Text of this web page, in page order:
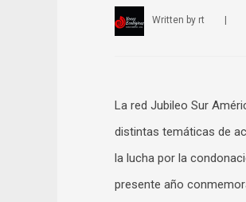
Written by rt |
La red Jubileo Sur
distintas temáticas de
la lucha por la
presente año